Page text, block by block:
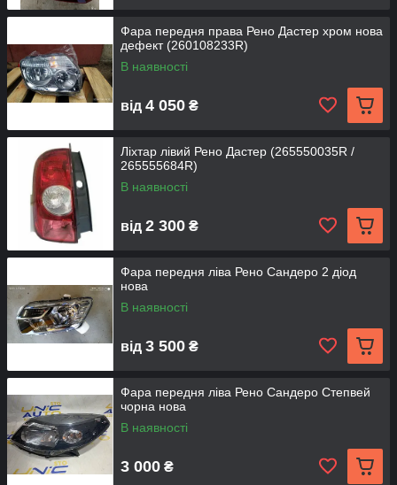
Фара передня права Рено Дастер хром нова
дефект (260108233R)
В наявності
від 4 050 ₴
Ліхтар лівий Рено Дастер (265550035R /
265555684R)
В наявності
від 2 300 ₴
Фара передня ліва Рено Сандеро 2 діод
нова
В наявності
від 3 500 ₴
Фара передня ліва Рено Сандеро Степвей
чорна нова
В наявності
3 000 ₴